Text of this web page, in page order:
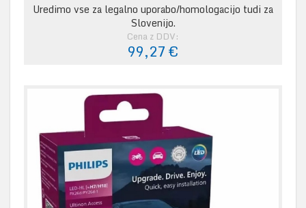
Uredimo vse za legalno uporabo/homologacijo tudi za
Slovenijo.
Cena z DDV:
99,27 €